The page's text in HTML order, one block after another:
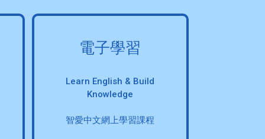
電子學習
Learn English & Build
Knowledge
智愛中文網上學習課程